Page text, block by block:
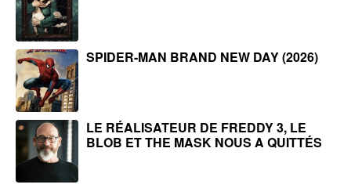
SPIDER-MAN BRAND NEW DAY (2026)
LE RÉALISATEUR DE FREDDY 3, LE
BLOB ET THE MASK NOUS A QUITTÉS